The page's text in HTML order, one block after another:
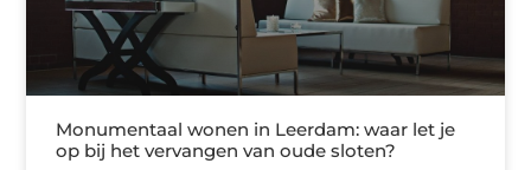
Monumentaal wonen in Leerdam: waar let je
op bij het vervangen van oude sloten?